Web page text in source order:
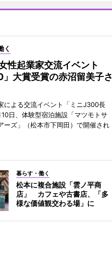
く
性起業家交流イベント
」大賞受賞の赤沼留美子さ
による交流イベント「ミニJ300長
日、体験型宿泊施設「マツモトサ
ーズ」（松本市下岡田）で開催され
暮らす・働く
松本に複合施設「雲ノ平商
店」 カフェや古書店、「多
様な価値観交わる場」に